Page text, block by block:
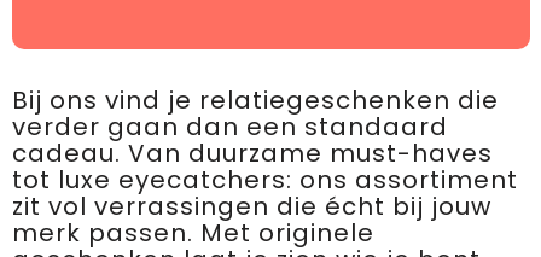
Bij ons vind je relatiegeschenken die
verder gaan dan een standaard
cadeau. Van duurzame must-haves
tot luxe eyecatchers: ons assortiment
zit vol verrassingen die écht bij jouw
merk passen. Met originele